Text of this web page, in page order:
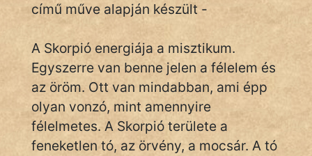
IRODALOM
SZÓLÁS
És
KÖZMONDÁS
PSZICHO
ZENE
című műve alapján készült -
A Skorpió energiája a misztikum.
Egyszerre van benne jelen a félelem és
az öröm. Ott van mindabban, ami épp
olyan vonzó, mint amennyire
félelmetes. A Skorpió területe a
feneketlen tó, az örvény, a mocsár. A tó